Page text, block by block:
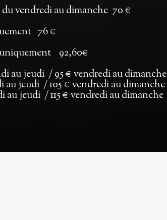
vendredi au dimanche 70 €
76 €
92,60€
/ 95 € vendredi au dimanche
€ vendredi au dimanche
€ vendredi au dimanche